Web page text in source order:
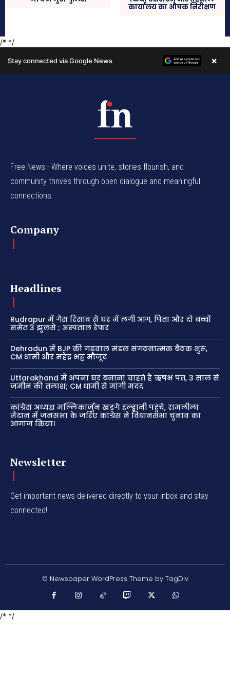
Free News - Where voices unite, stories flourish, and
community thrives through open dialogue and meaningful
connections.
Company
Headlines
Rudrapur में गैस रिसाव से घर में लगी आग, पिता और दो बच्चों
समेत 3 झुलसे ; अस्पताल रेफर
Dehradun में BJP की गढ़वाल मंडल संगठनात्मक बैठक शुरू,
CM धामी और महेंद्र भट्ट मौजूद
Uttarakhand में अपना घर बनाना चाहते हैं ऋषभ पंत, 3 साल से
जमीन की तलाश; CM धामी से मांगी मदद
कांग्रेस अध्यक्ष मल्लिकार्जुन खड़गे हल्द्वानी पहुंचे, रामलीला
मैदान में जनसभा के जरिए कांग्रेस ने विधानसभा चुनाव का
आगाज किया।
Newsletter
Get important news delivered directly to your inbox and stay
connected!
© Newspaper WordPress Theme by TagDiv
/* */